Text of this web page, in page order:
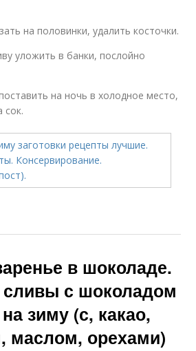
на половинки, удалить косточки.
уложить в банки, послойно
на ночь в холодное место,
сок.
в шоколаде.
сливы с шоколадом
зиму (с, какао,
маслом, орехами)